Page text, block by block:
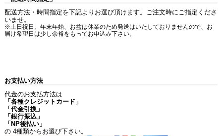
配送方法・時間指定を下記よりお選び頂けます。ご注文時にご指定くださ
いませ。
※土日祝日、年末年始、お盆は休業のため発送はいたしておりませんので、お
届け希望日は少し余裕をもってお申込み下さい。
お支払い方法
代金のお支払方法は
「各種クレジットカード」
「代金引換」
「銀行振込」
「NP後払い」
の 4種類からお選び下さい。